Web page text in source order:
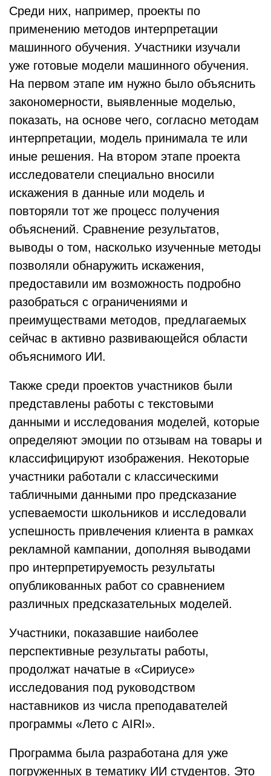
Среди них, например, проекты по
применению методов интерпретации
машинного обучения. Участники изучали
уже готовые модели машинного обучения.
На первом этапе им нужно было объяснить
закономерности, выявленные моделью,
показать, на основе чего, согласно методам
интерпретации, модель принимала те или
иные решения. На втором этапе проекта
исследователи специально вносили
искажения в данные или модель и
повторяли тот же процесс получения
объяснений. Сравнение результатов,
выводы о том, насколько изученные методы
позволяли обнаружить искажения,
предоставили им возможность подробно
разобраться с ограничениями и
преимуществами методов, предлагаемых
сейчас в активно развивающейся области
объяснимого ИИ.
Также среди проектов участников были
представлены работы с текстовыми
данными и исследования моделей, которые
определяют эмоции по отзывам на товары и
классифицируют изображения. Некоторые
участники работали с классическими
табличными данными про предсказание
успеваемости школьников и исследовали
успешность привлечения клиента в рамках
рекламной кампании, дополняя выводами
про интерпретируемость результаты
опубликованных работ со сравнением
различных предсказательных моделей.
Участники, показавшие наиболее
перспективные результаты работы,
продолжат начатые в «Сириусе»
исследования под руководством
наставников из числа преподавателей
программы «Лето с AIRI».
Программа была разработана для уже
погруженных в тематику ИИ студентов. Это